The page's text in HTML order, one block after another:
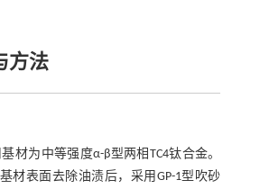
方法
材为中等强度α-β型两相TC4钛合金。
材表面去除油渍后，采用GP-1型吹砂